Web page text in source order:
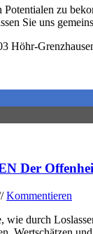
zu
Sie uns
Höhr-
Der
Kommentieren
wie durch